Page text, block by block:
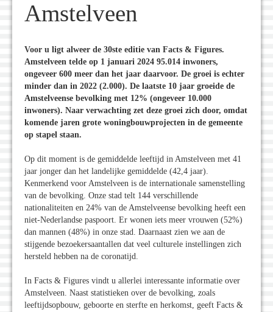
Amstelveen
Voor u ligt alweer de 30ste editie van Facts & Figures.
Amstelveen telde op 1 januari 2024 95.014 inwoners,
ongeveer 600 meer dan het jaar daarvoor. De groei is echter
minder dan in 2022 (2.000). De laatste 10 jaar groeide de
Amstelveense bevolking met 12% (ongeveer 10.000
inwoners). Naar verwachting zet deze groei zich door, omdat
komende jaren grote woningbouwprojecten in de gemeente
op stapel staan.
Op dit moment is de gemiddelde leeftijd in Amstelveen met 41
jaar jonger dan het landelijke gemiddelde (42,4 jaar).
Kenmerkend voor Amstelveen is de internationale samenstelling
van de bevolking. Onze stad telt 144 verschillende
nationaliteiten en 24% van de Amstelveense bevolking heeft een
niet-Nederlandse paspoort. Er wonen iets meer vrouwen (52%)
dan mannen (48%) in onze stad. Daarnaast zien we aan de
stijgende bezoekersaantallen dat veel culturele instellingen zich
hersteld hebben na de coronatijd.
In Facts & Figures vindt u allerlei interessante informatie over
Amstelveen. Naast statistieken over de bevolking, zoals
leeftijdsopbouw, geboorte en sterfte en herkomst, geeft Facts &